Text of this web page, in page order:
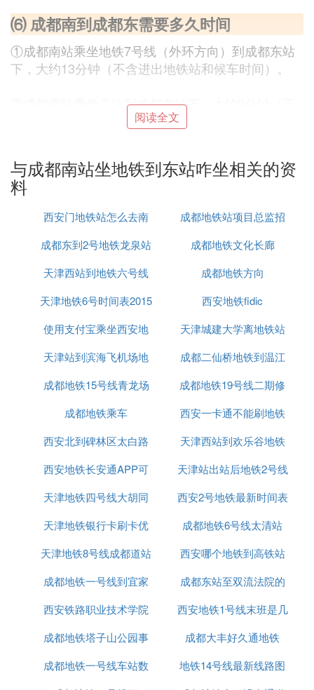
⑹ 成都南到成都东需要多久时间
①成都南站乘坐地铁7号线（外环方向）到成都东站
下，大约13分钟（不含进出地铁站和候车时间）。
到成都东站下，大约9分钟（不
可乘坐2号线和7号线。（成都东站即成都东客站）
(7)成都南站坐地铁到东站咋坐扩展阅读：
成都地铁2号线是成都市第2条建成运营的地铁线路，
月16日开通运营一期工程（茶店子客运站至成都行政
学院），2013年6月28日开通运营二期西延线工程
营二期东延线工程（成都行政学院至龙泉驿）。标志
色为橙色，平峰时段采用大小交路方式行车。
成都地铁2号线，线路起于犀浦站，途径郫都区、金
牛区、青羊区、锦江区、成华区、龙泉驿区，贯穿天
大致呈东南——西北走向。
成都地铁2号线线路全长42.3千米，其中地下线34.2
其中地下站28座、高架站4座，2个车辆基地（洪柳综
合基地、红光停车场）；列车采用6节编组B型列车，
由中车四方车辆有限公司制造。
成都地铁7号线为成都地铁已开通的一条线路，是成
线路串起了成都站（火车北站），成都东站（成都东
客站），成都南站（火车南站）三大铁路枢纽，以及
遗址博物馆等重要高校以及文化景点和重要的人流密
集区和集散地，是成都市的一条重要的地铁环线，围
二环路至三环路绕成都市区一圈。
线路全长38.61km，全为地下线，共设车站31座，根
在建6座，其余为远期规划预留换乘站），方便与多
阅读全文
与成都南站坐地铁到东站咋坐相关的资
料
西安门地铁站怎么去南
京眼
成都地铁站项目总监招
聘
成都东到2号地铁龙泉站
成都地铁文化长廊
天津西站到地铁六号线
成都地铁方向
天津地铁6号时间表2015
西安地铁fidic
使用支付宝乘坐西安地
铁有优惠吗
天津城建大学离地铁站
天津站到滨海飞机场地
铁
成都二仙桥地铁到温江
怎么走
成都地铁15号线青龙场
成都地铁19号线二期修
好了吗
成都地铁乘车
西安一卡通不能刷地铁
西安北到碑林区太白路
西北大学地铁
天津西站到欢乐谷地铁
怎么坐车
西安地铁长安通APP可
以刷公交车吗
天津站出站后地铁2号线
天津地铁四号线大胡同
有站吗
西安2号地铁最新时间表
天津地铁银行卡刷卡优
惠吗
成都地铁6号线太清站
天津地铁8号线成都道站
位置
西安哪个地铁到高铁站
成都地铁一号线到宜家
成都东站至双流法院的
地铁站
西安铁路职业技术学院
西安地铁正式
西安地铁1号线末班是几
点
成都地铁塔子山公园事
件
成都大丰好久通地铁
成都地铁一号线车站数
地铁14号线最新线路图